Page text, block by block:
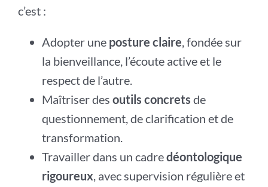
c’est :
Adopter une posture claire, fondée sur
la bienveillance, l’écoute active et le
respect de l’autre.
Maîtriser des outils concrets de
questionnement, de clarification et de
transformation.
Travailler dans un cadredéontologique
rigoureux, avec supervision régulière et